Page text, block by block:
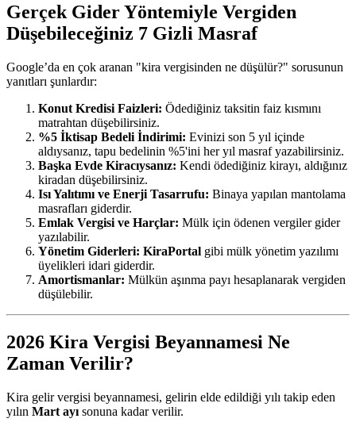
Gerçek Gider Yöntemiyle Vergiden
Düşebileceğiniz 7 Gizli Masraf
Google’da en çok aranan "kira vergisinden ne düşülür?" sorusunun
yanıtları şunlardır:
Konut Kredisi Faizleri: Ödediğiniz taksitin faiz kısmını
matrahtan düşebilirsiniz.
%5 İktisap Bedeli İndirimi: Evinizi son 5 yıl içinde
aldıysanız, tapu bedelinin %5'ini her yıl masraf yazabilirsiniz.
Başka Evde Kiracıysanız: Kendi ödediğiniz kirayı, aldığınız
kiradan düşebilirsiniz.
Isı Yalıtımı ve Enerji Tasarrufu: Binaya yapılan mantolama
masrafları giderdir.
Emlak Vergisi ve Harçlar: Mülk için ödenen vergiler gider
yazılabilir.
Yönetim Giderleri: KiraPortal gibi mülk yönetim yazılımı
üyelikleri idari giderdir.
Amortismanlar: Mülkün aşınma payı hesaplanarak vergiden
düşülebilir.
2026 Kira Vergisi Beyannamesi Ne
Zaman Verilir?
Kira gelir vergisi beyannamesi, gelirin elde edildiği yılı takip eden
yılın Mart ayı sonuna kadar verilir.